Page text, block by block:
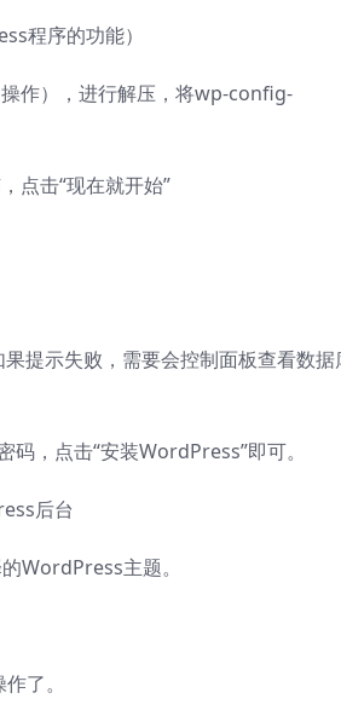
程序的功能）
作），进行解压，将wp-config-
点击“现在就开始”
提示失败，需要会控制面板查看数据
，点击“安装WordPress”即可。
后台
WordPress主题。
了。